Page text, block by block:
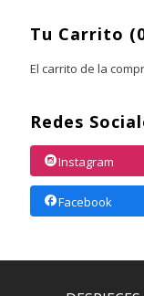
Tu Carrito
El carrito de la
Redes
Instagram
Facebook